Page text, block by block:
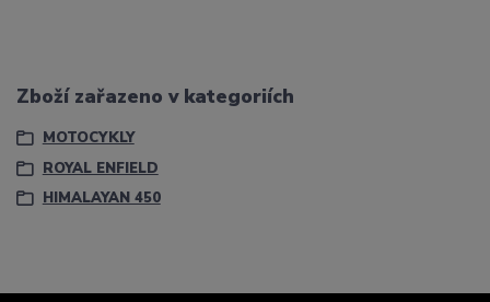
Zboží zařazeno v kategoriích
MOTOCYKLY
ROYAL ENFIELD
HIMALAYAN 450